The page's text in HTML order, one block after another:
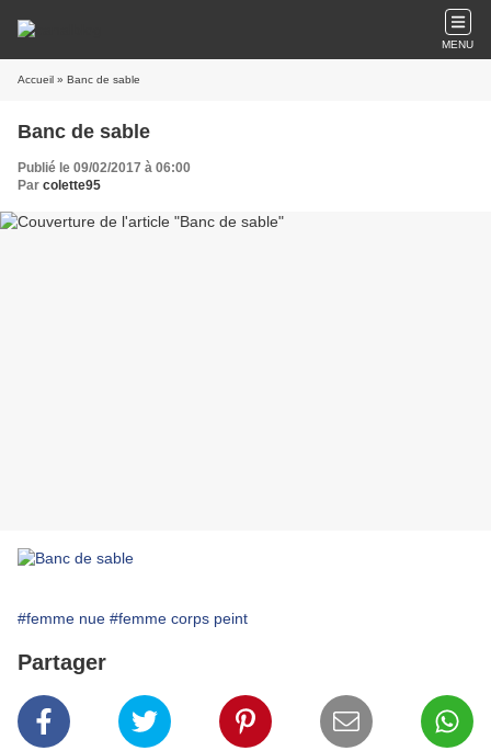
MENU
Accueil » Banc de sable
Banc de sable
Publié le 09/02/2017 à 06:00
Par colette95
#femme nue #femme corps peint
Partager